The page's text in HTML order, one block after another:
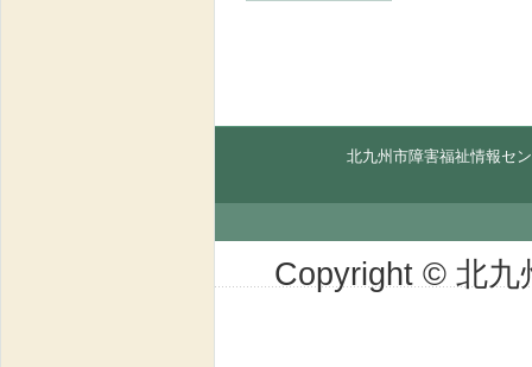
北九州市障害福祉情報セ
Copyright © 北九